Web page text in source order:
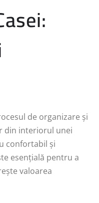
de organizare și
din interiorul unei
confortabil și
esențială pentru a
valoarea